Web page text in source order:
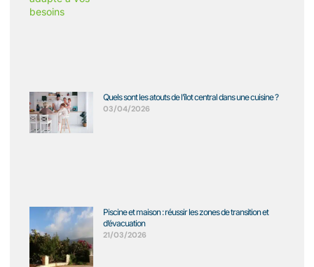
Quels sont les atouts de l’îlot central dans une cuisine ?
03/04/2026
Piscine et maison : réussir les zones de transition et
d’évacuation
21/03/2026